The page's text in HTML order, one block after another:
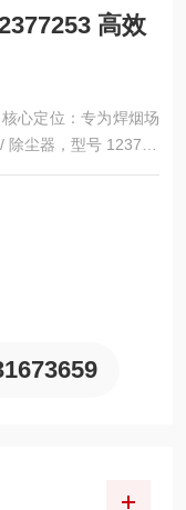
高效
心定位：专为焊烟场
尘器，型号 123772
能匹配。
骨架，可耐受脉冲反
焊烟净化